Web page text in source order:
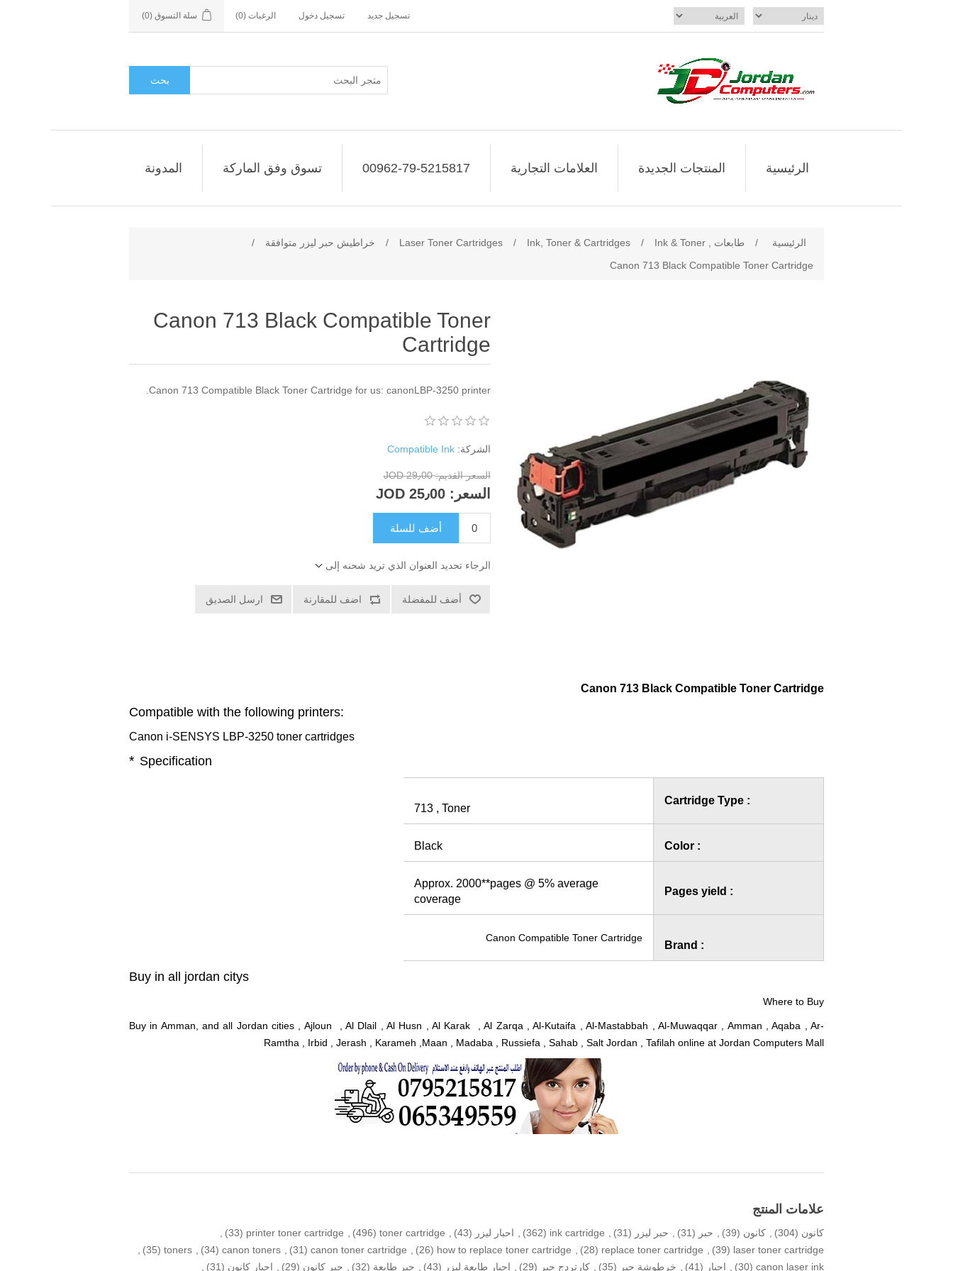
تسجيل جديد تسجيل دخول الرغبات (0) سلة التسوق (0)
بحث
الرئيسية المنتجات الجديدة العلامات التجارية 00962-79-5215817 تسوق وفق الماركة المدونة
الرئيسية / طابعات , Ink & Toner /
Ink, Toner & Cartridges
/
Laser Toner Cartridges
/ خراطيش حبر ليزر متوافقة
/
Canon 713 Black Compatible Toner Cartridge
Canon 713 Black Compatible Toner
Cartridge
Canon 713 Compatible Black Toner Cartridge for us: canonLBP-3250 printer.
الشركة: Compatible Ink
السعر القديم: 29٫00 JOD
السعر: 25٫00 JOD
أضف للسلة
الرجاء تحديد العنوان الذي تريد شحنه إلى
أضف للمفضلة اضف للمقارنة ارسل الصديق
Canon 713 Black Compatible Toner Cartridge
Compatible with the following printers:
Canon i-SENSYS LBP-3250 toner cartridges
Specification
*
Cartridge Type :
713 , Toner
Color :
Black
Pages yield :
Approx. 2000**pages @ 5% average
coverage
Brand :
Canon Compatible Toner Cartridge
Buy in all jordan citys
Where to Buy
Buy in Amman, and all Jordan cities , Ajloun , Al Dlail , Al Husn , Al Karak , Al Zarqa , Al-Kutaifa , Al-Mastabbah , Al-Muwaqqar , Amman , Aqaba , Ar-
Ramtha , Irbid , Jerash , Karameh ,Maan , Madaba , Russiefa , Sahab , Salt Jordan , Tafilah online at Jordan Computers Mall
علامات المنتج
كانون (304) كانون (39) حبر (31) حبر ليزر (31)
ink cartridge
(362) احبار ليزر (43)
toner cartridge
(496)
printer toner cartridge
(33)
laser toner cartridge
(39)
replace toner cartridge
(28)
how to replace toner cartridge
(26)
canon toner cartridge
(31)
canon toners
(34)
toners
(35)
canon laser ink
(30) احبار (41) خرطوشة حبر (35) كارتردج حبر (29) احبار طابعة ليزر (43) حبر طابعة (32) حبر كانون (29) احبار كانون (31)